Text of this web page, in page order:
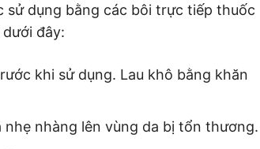
sử dụng bằng các bôi trực tiếp thuốc
đây:
khi sử dụng. Lau khô bằng khăn
nhàng lên vùng da bị tổn thương.